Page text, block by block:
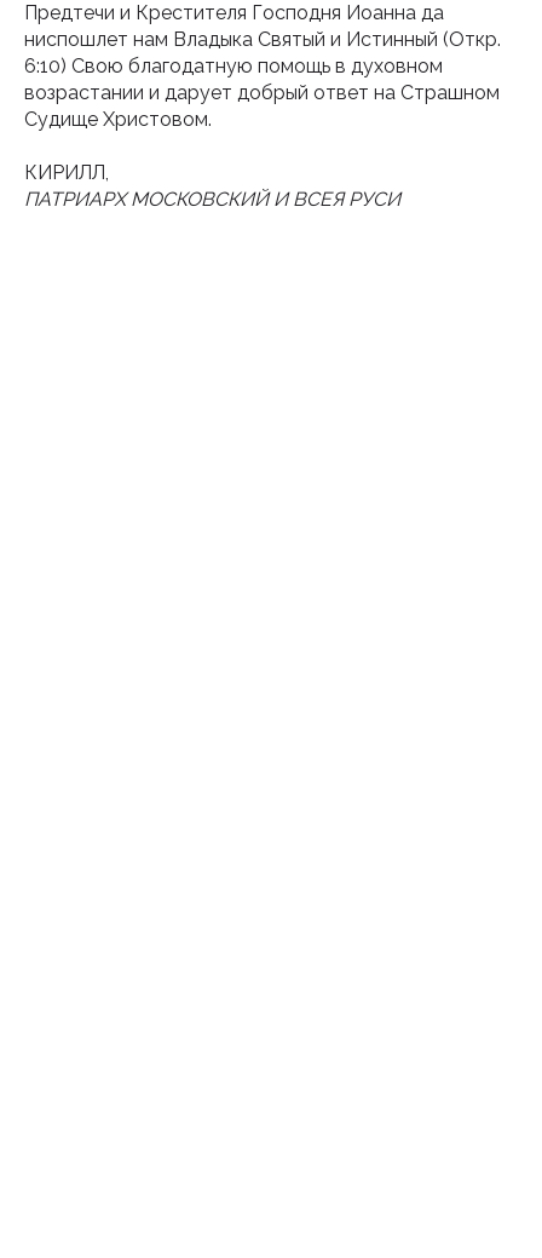
Предтечи и Крестителя Господня Иоанна да
ниспошлет нам Владыка Святый и Истинный (Откр.
6:10) Свою благодатную помощь в духовном
возрастании и дарует добрый ответ на Страшном
Судище Христовом.
КИРИЛЛ,
ПАТРИАРХ МОСКОВСКИЙ И ВСЕЯ РУСИ